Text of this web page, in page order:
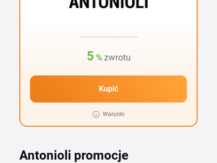
5 % zwrotu
Kupić
Warunki
Antonioli promocje